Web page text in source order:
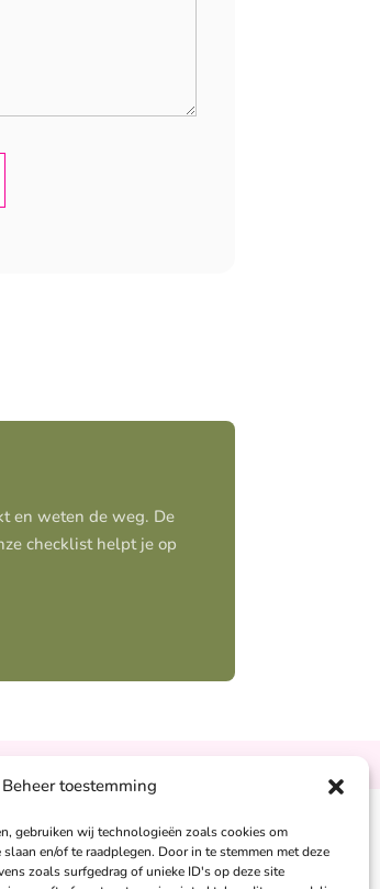
Beheer toestemming
gebruiken wij technologieën zoals cookies om
en/of te raadplegen. Door in te stemmen met deze
zoals surfgedrag of unieke ID's op deze site
en weten de weg. De
checklist helpt je op